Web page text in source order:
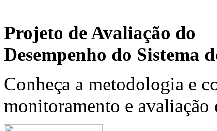
Projeto de Avaliação do
Desempenho do Sistema
Conheça a metodologia e
monitoramento e avaliação